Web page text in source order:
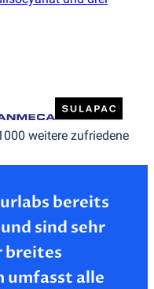
weitere zufriedene
bereits
sind sehr
breites
umfasst alle